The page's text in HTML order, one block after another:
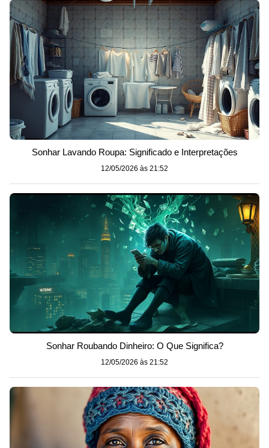
Sonhar Lavando Roupa: Significado e Interpretações
12/05/2026 às 21:52
Sonhar Roubando Dinheiro: O Que Significa?
12/05/2026 às 21:52